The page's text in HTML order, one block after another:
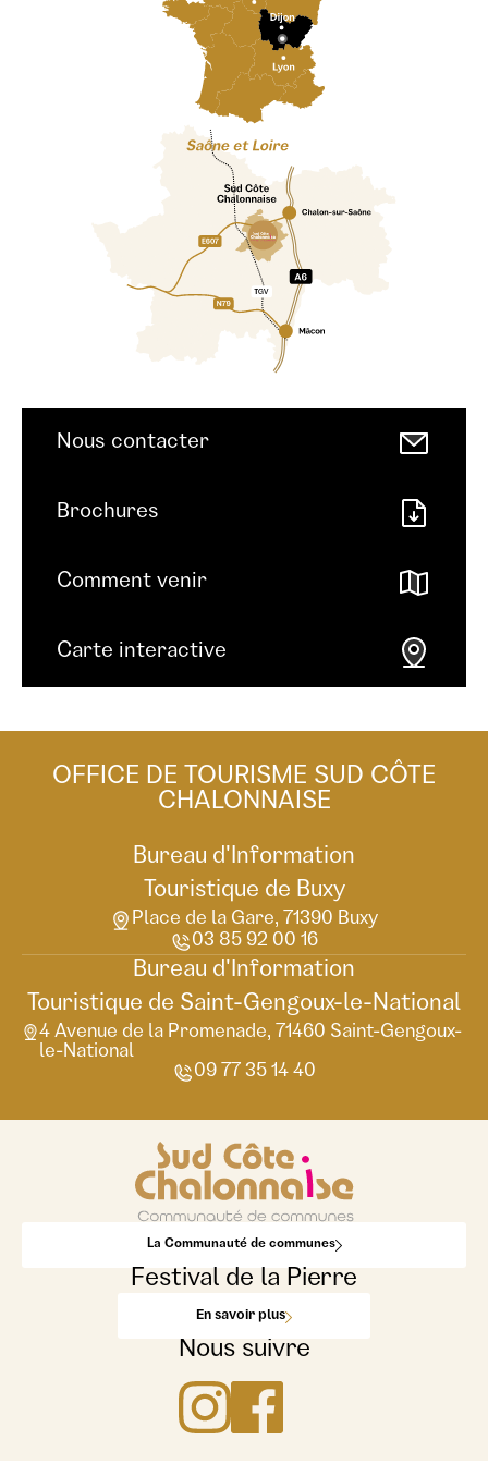
Nous contacter
Brochures
Comment venir
Carte interactive
OFFICE DE TOURISME SUD CÔTE
CHALONNAISE
Bureau d'Information
Touristique de Buxy
Place de la Gare, 71390 Buxy
03 85 92 00 16
Bureau d'Information
Touristique de Saint-Gengoux-le-National
4 Avenue de la Promenade, 71460 Saint-Gengoux-
le-National
09 77 35 14 40
La Communauté de communes
Festival de la Pierre
En savoir plus
Nous suivre